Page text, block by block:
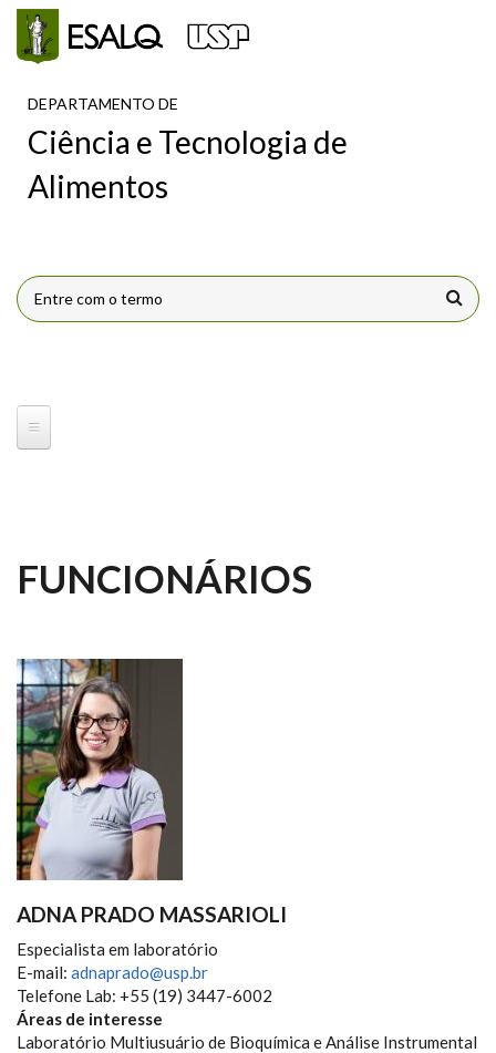
Pular para o conteúdo principal
DEPARTAMENTO DE
Ciência e Tecnologia de
Alimentos
FORMULÁRIO DE BUSCA
FUNCIONÁRIOS
ADNA PRADO MASSARIOLI
Especialista em laboratório
E-mail: adnaprado@usp.br
Telefone Lab: +55 (19) 3447-6002
Áreas de interesse
Laboratório Multiusuário de Bioquímica e Análise Instrumental